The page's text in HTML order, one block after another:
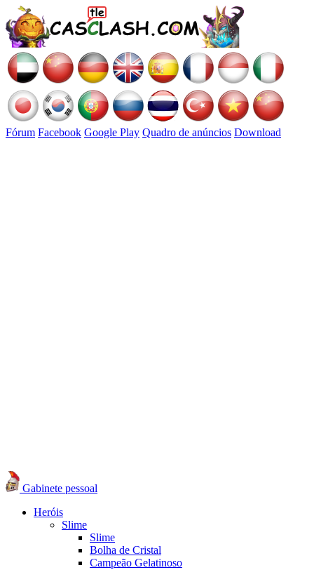
Fórum Facebook Google Play Quadro de anúncios Download
Gabinete pessoal
Heróis
Slime
Slime
Bolha de Cristal
Campeão Gelatinoso